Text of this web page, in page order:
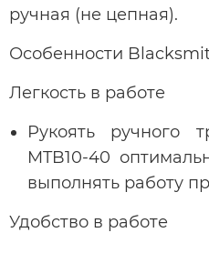
ручная (не цепная).
Особенности
Легкость в работе
Рукоять ручного
MTB10-40
выполнять работу
Удобство в работе